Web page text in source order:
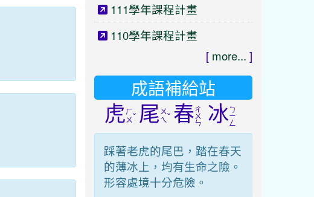
111學年課程計畫
110學年課程計畫
[ more... ]
成語補給站
虎ㄏ
ㄨˇ 尾 ㄨ
ㄟˇ 春ㄔ
ㄨ
ㄣ 冰 ㄅ
ㄧ
ㄥ
踩著老虎的尾巴，踏在春天
的薄冰上，均有生命之險。
形容處境十分危險。